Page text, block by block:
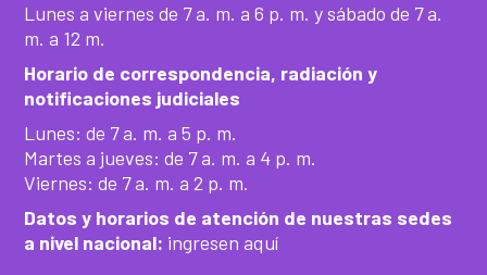
Lunes a viernes de 7 a. m. a 6 p. m. y sábado de 7 a.
m. a 12 m.
Horario de correspondencia, radiación y
notificaciones judiciales
Lunes: de 7 a. m. a 5 p. m.
Martes a jueves: de 7 a. m. a 4 p. m.
Viernes: de 7 a. m. a 2 p. m.
Datos y horarios de atención de nuestras sedes
a nivel nacional: ingresen aquí